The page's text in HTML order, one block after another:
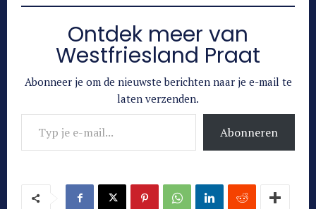
Ontdek meer van
Westfriesland Praat
Abonneer je om de nieuwste berichten naar je e-mail te
laten verzenden.
Typ je e-mail...
Abonneren